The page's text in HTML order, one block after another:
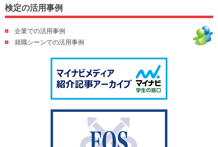
検定の活用事例
企業での活用事例
就職シーンでの活用事例